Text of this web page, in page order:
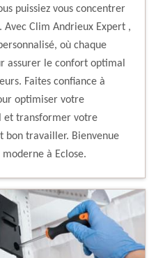
puissiez vous concentrer
Clim Andrieux Expert ,
où chaque
assurer le confort optimal
Faites confiance à
optimiser votre
et transformer votre
bon travailler. Bienvenue
à Eclose.